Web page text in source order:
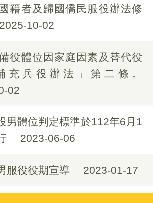
籍者及歸國僑民服役辦法修
2025-10-02
役體位因家庭因素及替代役
充兵役辦法」第二條。
02
男體位判定標準於112年6月1
2023-06-06
服役役期宣導 2023-01-17